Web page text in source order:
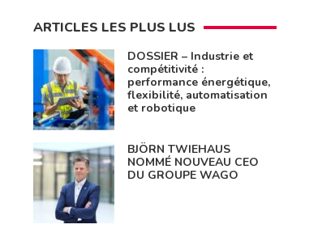
ARTICLES LES PLUS LUS
DOSSIER – Industrie et
compétitivité :
performance énergétique,
flexibilité, automatisation
et robotique
BJÖRN TWIEHAUS
NOMMÉ NOUVEAU CEO
DU GROUPE WAGO